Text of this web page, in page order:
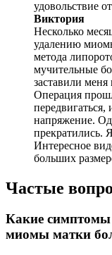
удовольствие
Виктория
Несколько
удалению
метода
мучительные
заставили
Операция
напряжение.
прекратились.
Интересное
больших
Частые
Какие симптомы
миомы матки